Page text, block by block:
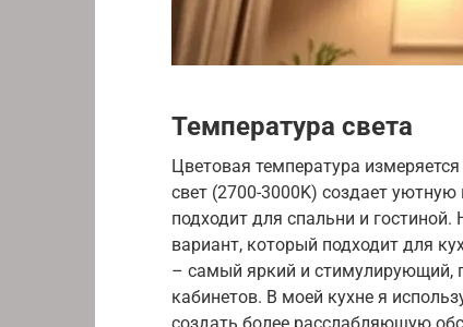
Температура света
Цветовая температура
свет (2700-3000K) создает
подходит для спальни и
вариант, который подходит для
– самый яркий и стимулирующий,
кабинетов. В моей кухне я